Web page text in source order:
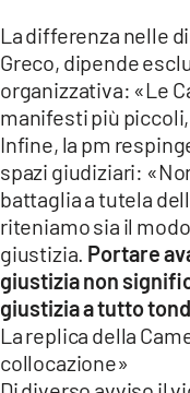
La differenza nelle
Greco, dipende
organizzativa: «Le
manifesti più
Infine, la pm
spazi giudiziari:
battaglia a tutela
riteniamo sia il
giustizia. Portare
giustizia non
giustizia a tutto
La replica della
collocazione»